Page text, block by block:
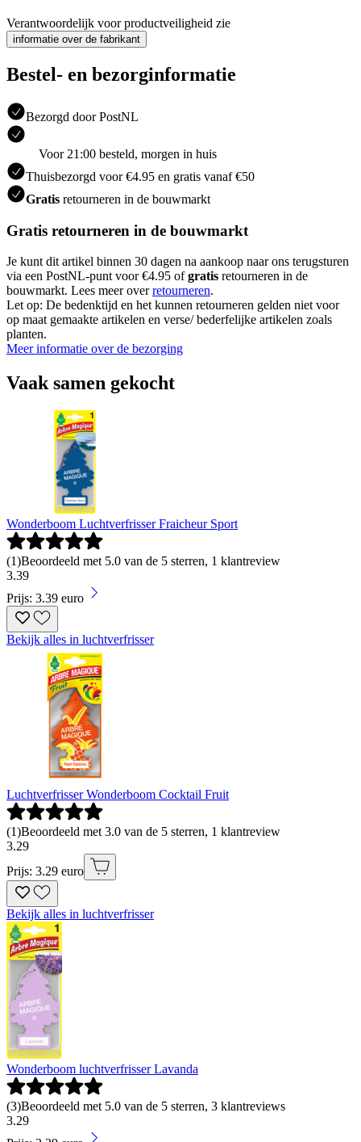
Verantwoordelijk voor productveiligheid zie
informatie over de fabrikant
Bestel- en bezorginformatie
Bezorgd door PostNL
Voor 21:00 besteld, morgen in huis
Thuisbezorgd voor €4.95 en gratis vanaf €50
Gratis retourneren in de bouwmarkt
Gratis retourneren in de bouwmarkt
Je kunt dit artikel binnen 30 dagen na aankoop naar ons terugsturen
via een PostNL-punt voor €4.95 ofgratis retourneren in de
bouwmarkt. Lees meer overretourneren.
Let op: De bedenktijd en het kunnen retourneren gelden niet voor
op maat gemaakte artikelen en verse/ bederfelijke artikelen zoals
planten.
Meer informatie over de bezorging
Vaak samen gekocht
Wonderboom Luchtverfrisser Fraicheur Sport
(1)Beoordeeld met 5.0 van de 5 sterren, 1 klantreview
3.39
Prijs: 3.39 euro
Bekijk alles in luchtverfrisser
Luchtverfrisser Wonderboom Cocktail Fruit
(1)Beoordeeld met 3.0 van de 5 sterren, 1 klantreview
3.29
Prijs: 3.29 euro
Bekijk alles in luchtverfrisser
Wonderboom luchtverfrisser Lavanda
(3)Beoordeeld met 5.0 van de 5 sterren, 3 klantreviews
3.29